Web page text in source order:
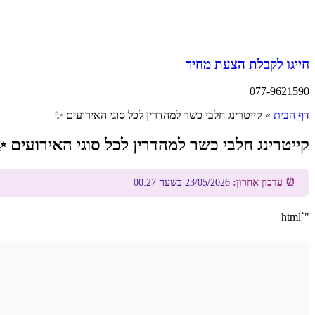
חייגו לקבלת הצעת מחיר
077-9621590
דף הבית » קייטרינג חלבי כשר למהדרין לכל סוגי האירועים ✨
קייטרינג חלבי כשר למהדרין לכל סוגי האירועים
⏰ עדכון אחרון:
"`html